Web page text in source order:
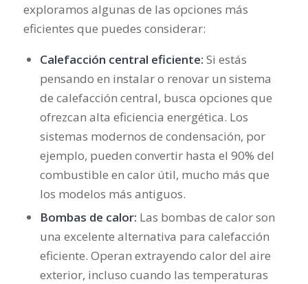
exploramos algunas de las opciones más
eficientes que puedes considerar:
Calefacción central eficiente: Si estás
pensando en instalar o renovar un sistema
de calefacción central, busca opciones que
ofrezcan alta eficiencia energética. Los
sistemas modernos de condensación, por
ejemplo, pueden convertir hasta el 90% del
combustible en calor útil, mucho más que
los modelos más antiguos.
Bombas de calor: Las bombas de calor son
una excelente alternativa para calefacción
eficiente. Operan extrayendo calor del aire
exterior, incluso cuando las temperaturas